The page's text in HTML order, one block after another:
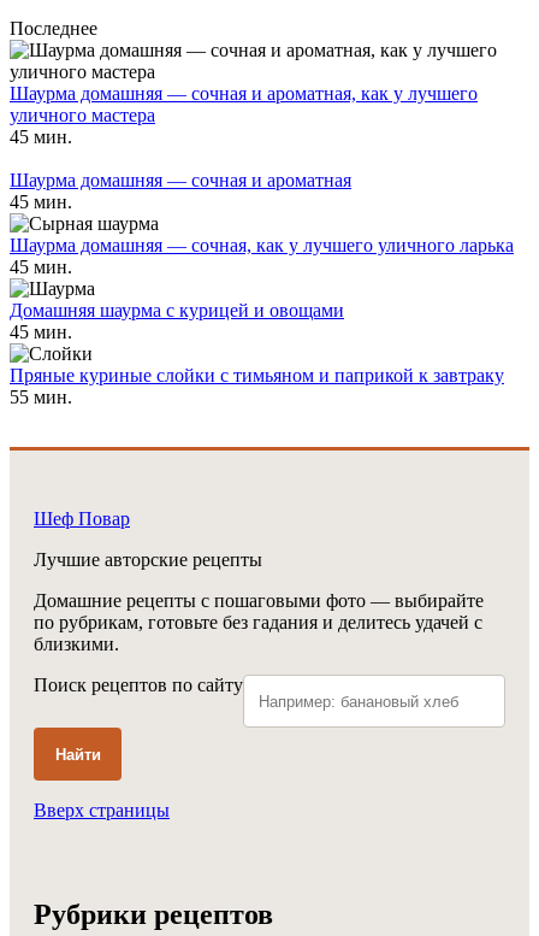
Последнее
Шаурма домашняя — сочная и ароматная, как у лучшего
уличного мастера
45 мин.
Шаурма домашняя — сочная и ароматная
45 мин.
Шаурма домашняя — сочная, как у лучшего уличного ларька
45 мин.
Домашняя шаурма с курицей и овощами
45 мин.
Пряные куриные слойки с тимьяном и паприкой к завтраку
55 мин.
Шеф Повар
Лучшие авторские рецепты
Домашние рецепты с пошаговыми фото — выбирайте
по рубрикам, готовьте без гадания и делитесь удачей с
близкими.
Поиск рецептов по сайту
Найти
Вверх страницы
Рубрики рецептов